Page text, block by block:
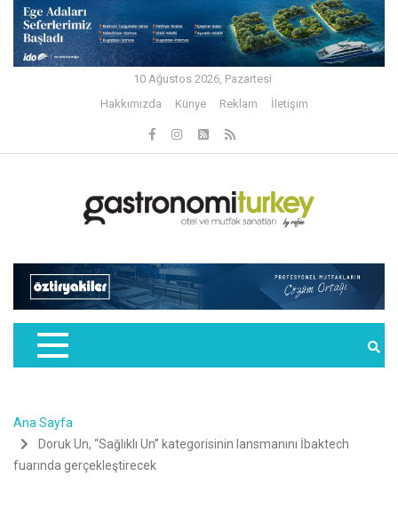
10 Ağustos 2026, Pazartesi
Hakkımızda
Künye Reklam İletişim
Ana Sayfa
Doruk Un, “Sağlıklı Un” kategorisinin lansmanını İbaktech
fuarında gerçekleştirecek